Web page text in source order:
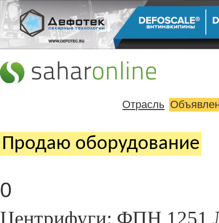
Отрасль
Продаю оборудование
0
Центрифуги: ФПН 1251